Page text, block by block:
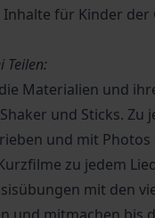
für Kinder
Teilen:
Materialien und
und Sticks.
und mit
zu jedem
mit den